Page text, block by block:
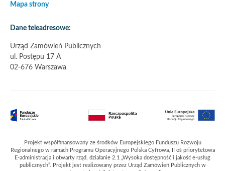
Mapa strony
Dane teleadresowe:
Urząd Zamówień Publicznych
ul. Postępu 17 A
02-676 Warszawa
Partnerzy
Projekt współfinansowany ze środków Europejskiego Funduszu Rozwoju
Regionalnego w ramach Programu Operacyjnego Polska Cyfrowa, II oś priorytetowa
E-administracja i otwarty rząd, działanie 2.1 „Wysoka dostępność i jakość e-usług
publicznych”. Projekt jest realizowany przez Urząd Zamówień Publicznych w